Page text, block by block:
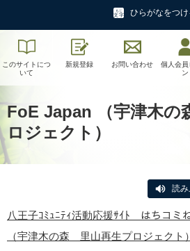
ひらがなをつけ
このサイトにつ
いて
新規登録 お問い合わせ
個人会員
ン
FoE Japan （宇津木
ロジェクト）
読
八王子ｺﾐｭﾆﾃｨ活動応援ｻｲﾄ はちコミ
（宇津木の森 里山再生プロジェクト）